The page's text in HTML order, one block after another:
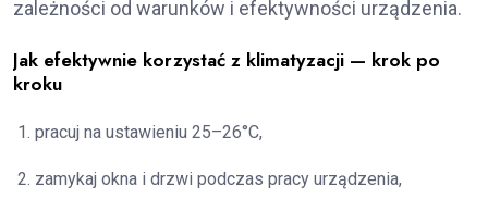
zależności od warunków i efektywności urządzenia.
Jak efektywnie korzystać z klimatyzacji — krok po
kroku
pracuj na ustawieniu 25–26°C,
zamykaj okna i drzwi podczas pracy urządzenia,